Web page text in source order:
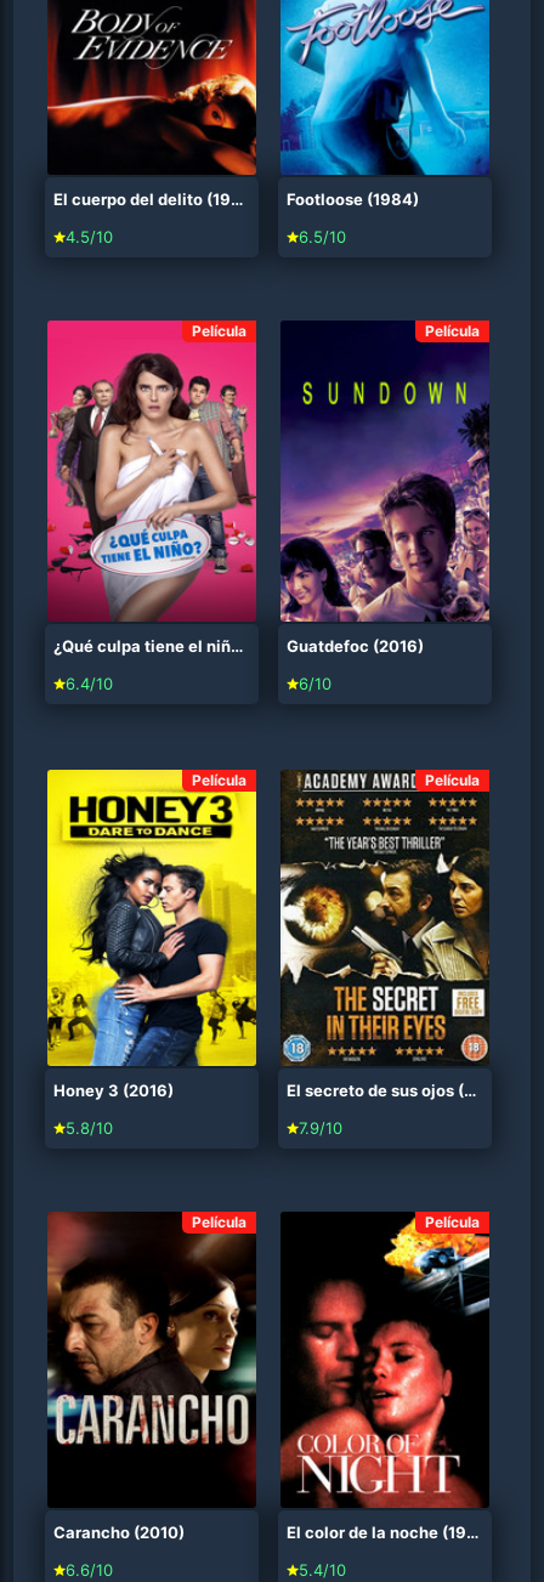
El cuerpo del delito (1993)
4.5/10
Footloose (1984)
6.5/10
Película
¿Qué culpa tiene el niño? (2016)
6.4/10
Película
Guatdefoc (2016)
6/10
Película
Honey 3 (2016)
5.8/10
Película
El secreto de sus ojos (2009)
7.9/10
Película
Carancho (2010)
6.6/10
Película
El color de la noche (1994)
5.4/10